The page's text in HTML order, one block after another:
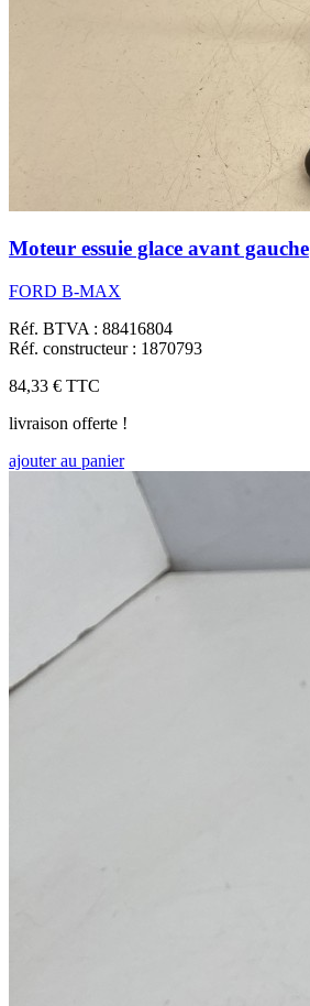
Moteur essuie glace avant gauche
FORD B-MAX
Réf. BTVA : 88416804
Réf. constructeur : 1870793
84,33 € TTC
livraison offerte !
ajouter au panier